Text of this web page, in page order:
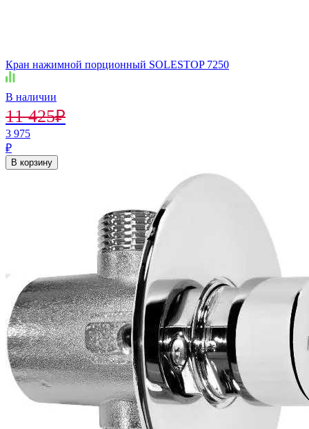
Кран нажимной порционный SOLESTOP 7250
В наличии
11 425₽
3 975
₽
В корзину